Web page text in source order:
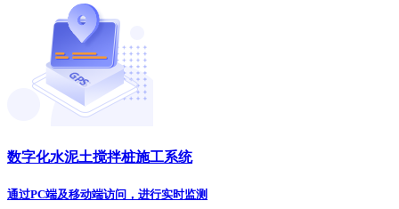
数字化水泥土搅拌桩施工系统
通过PC端及移动端访问，进行实时监测